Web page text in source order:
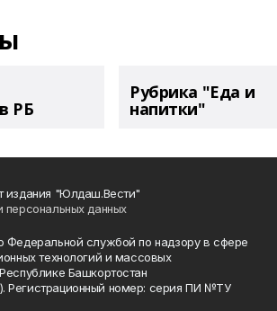
РБ
Рубрика "Еда и
напитки"
издания "Юлдаш.Вести"
персональных данных
Федеральной службой по надзору в сфере
технологий и массовых
Башкортостан
номер: серия ПИ №ТУ